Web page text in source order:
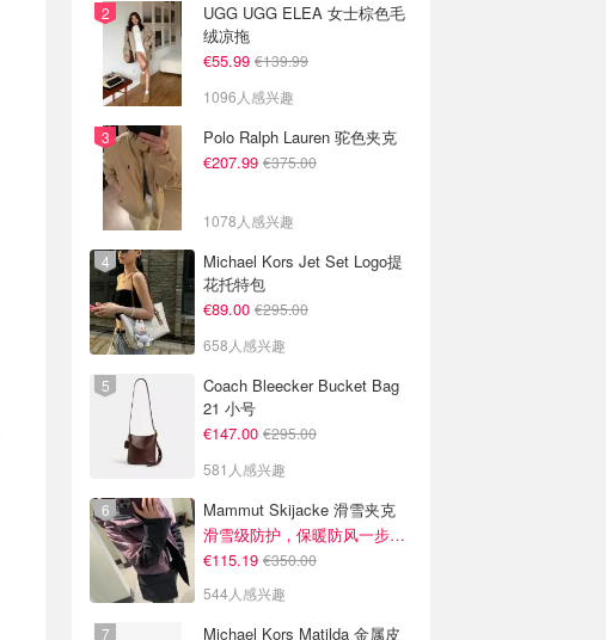
UGG UGG ELEA 女士棕色毛
绒凉拖
€55.99 €139.99
1096人感兴趣
Polo Ralph Lauren 驼色夹克
€207.99 €375.00
1078人感兴趣
Michael Kors Jet Set Logo提
花托特包
€89.00 €295.00
658人感兴趣
Coach Bleecker Bucket Bag
21 小号
€147.00 €295.00
581人感兴趣
Mammut Skijacke 滑雪夹克
滑雪级防护，保暖防风一步到位！仅剩s！
€115.19 €350.00
544人感兴趣
Michael Kors Matilda 金属皮